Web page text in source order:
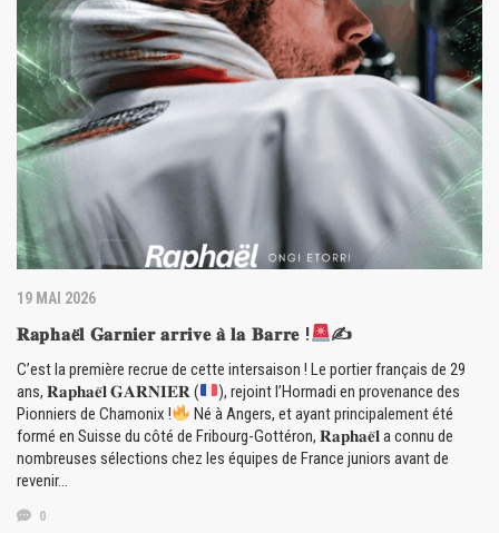
19 MAI 2026
𝐑𝐚𝐩𝐡𝐚𝐞̈𝐥 𝐆𝐚𝐫𝐧𝐢𝐞𝐫 𝐚𝐫𝐫𝐢𝐯𝐞 𝐚̀ 𝐥𝐚 𝐁𝐚𝐫𝐫𝐞 ! ✍
C’est la première recrue de cette intersaison ! Le portier français de 29
ans, 𝐑𝐚𝐩𝐡𝐚𝐞̈𝐥 𝐆𝐀𝐑𝐍𝐈𝐄𝐑 (
), rejoint l’Hormadi en provenance des
Pionniers de Chamonix !
Né à Angers, et ayant principalement été
formé en Suisse du côté de Fribourg-Gottéron, 𝐑𝐚𝐩𝐡𝐚𝐞̈𝐥 a connu de
nombreuses sélections chez les équipes de France juniors avant de
revenir…
0